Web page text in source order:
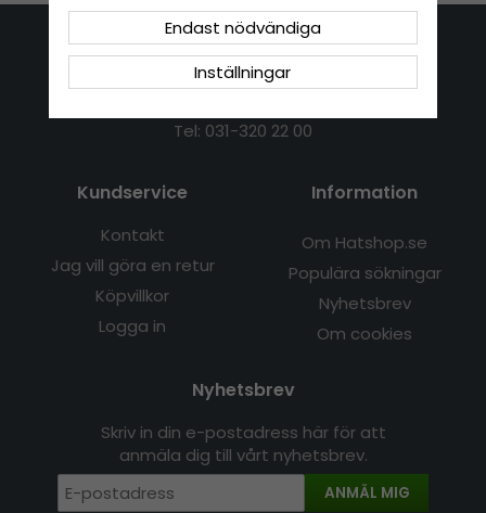
Kontakta oss
Tel: 031-320 22 00
Kundservice
Kontakt
Jag vill göra en retur
Köpvillkor
Logga in
Information
Om Hatshop.se
Populära sökningar
Nyhetsbrev
Om cookies
Nyhetsbrev
Skriv in din e-postadress här för att
anmäla dig till vårt nyhetsbrev.
ANMÄL MIG
Inställningar
Endast nödvändiga